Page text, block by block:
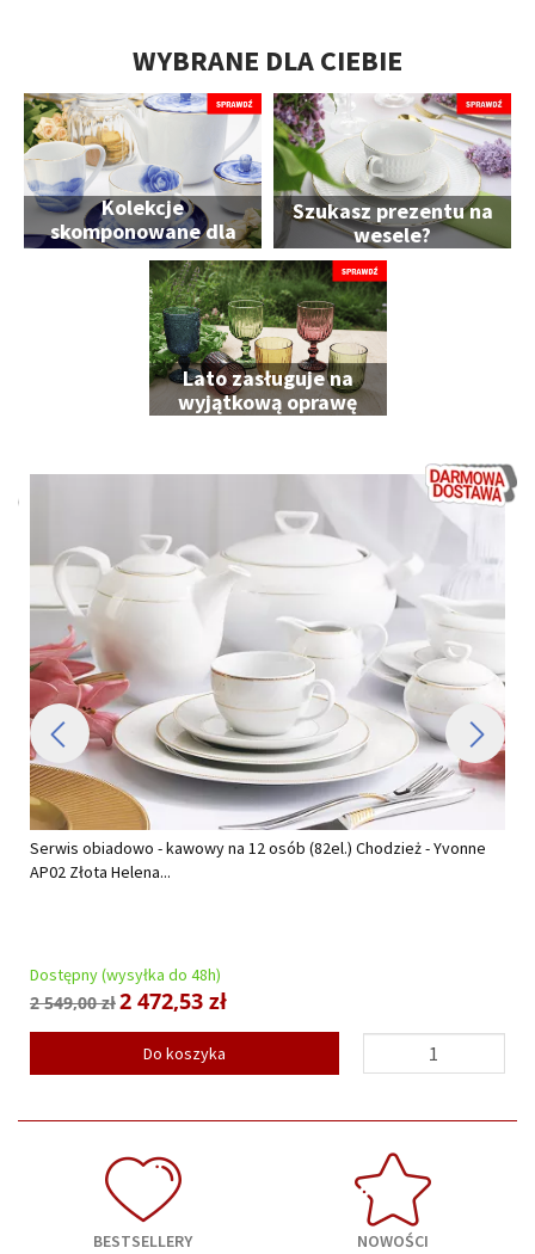
WYBRANE DLA CIEBIE
Kolekcje
skomponowane dla
Ciebie
Szukasz prezentu na
wesele?
Lato zasługuje na
wyjątkową oprawę
Serwis obiadowo - kawowy na 12 osób (82el.) Chodzież - Yvonne
AP02 Złota Helena...
Dostępny (wysyłka do 48h)
2 549,00 zł2 472,53 zł
Do koszyka
BESTSELLERY NOWOŚCI